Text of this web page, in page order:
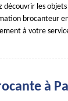
découvrir les
brocanteur
à votre
à